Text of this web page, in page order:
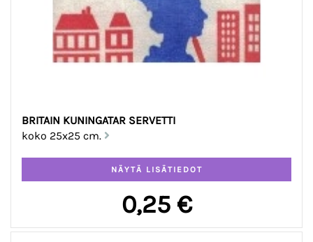
BRITAIN KUNINGATAR SERVETTI
koko 25x25 cm.
0,25 €